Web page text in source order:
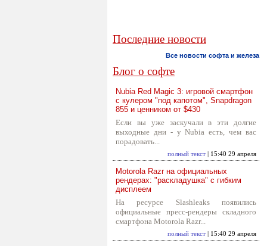
Последние новости
Все новости софта и железа
Блог о софте
Nubia Red Magic 3: игровой смартфон
с кулером "под капотом", Snapdragon
855 и ценником от $430
Если вы уже заскучали в эти долгие
выходные дни - у Nubia есть, чем вас
порадовать...
полный текст | 15:40 29 апреля
Motorola Razr на официальных
рендерах: "раскладушка" с гибким
дисплеем
На ресурсе Slashleaks появились
официальные пресс-рендеры складного
смартфона Motorola Razr...
полный текст | 15:40 29 апреля